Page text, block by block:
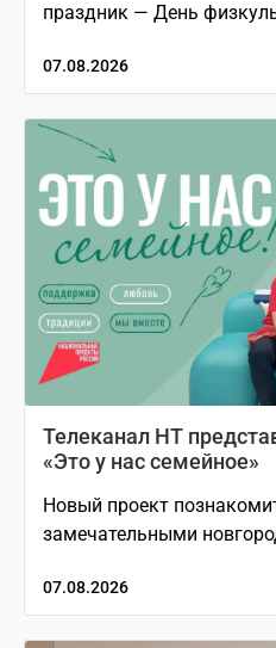
праздник — День
07.08.2026
Телеканал НТ
«Это у нас семейное»
Новый проект
замечательными
07.08.2026